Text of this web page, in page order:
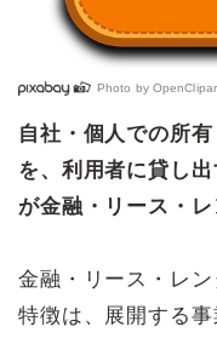
Photo by
自社・個人での所
を、利用者に貸し
が金融・リース・
金融・リース・レ
特徴は、展開する